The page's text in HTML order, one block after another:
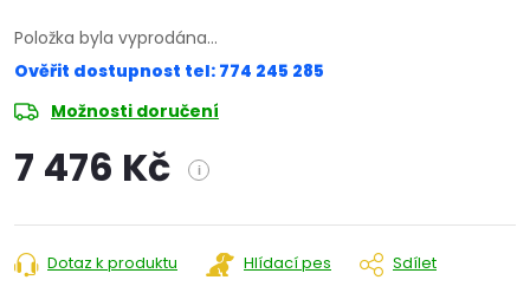
Položka byla vyprodána…
Ověřit dostupnost tel: 774 245 285
Možnosti doručení
7 476 Kč i
cena:
Dotaz k produktu Hlídací pes Sdílet